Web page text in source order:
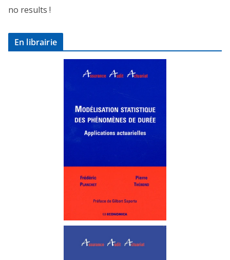
no results !
En librairie